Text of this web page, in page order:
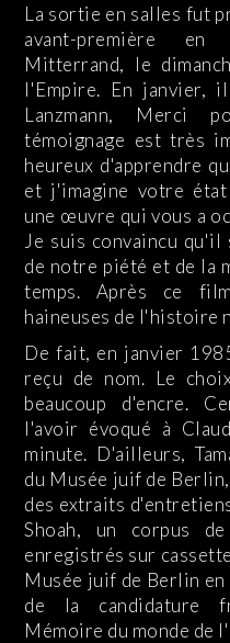
La sortie en salles fut
avant-première
Mitterrand, le
l'Empire. En janvier,
Lanzmann, Merci
témoignage est très
heureux d'apprendre
et j'imagine votre
une œuvre qui vous a
Je suis convaincu qu'il
de notre piété et de la
temps. Après ce
haineuses de l'histoire
De fait, en janvier
reçu de nom. Le
beaucoup d'encre.
l'avoir évoqué à
minute. D'ailleurs,
du Musée juif de
des extraits
Shoah, un corpus
enregistrés sur
Musée juif de Berlin
de la candidature
Mémoire du monde de